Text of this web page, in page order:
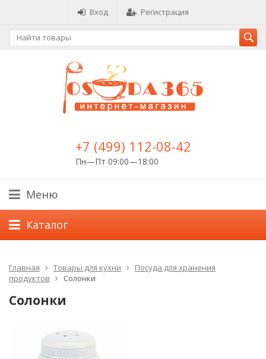
Вход Регистрация
+7 (499) 112-08-42
Пн—Пт 09:00—18:00
Меню
Каталог
Главная Товары для кухни
Посуда для хранения
продуктов
Солонки
Солонки